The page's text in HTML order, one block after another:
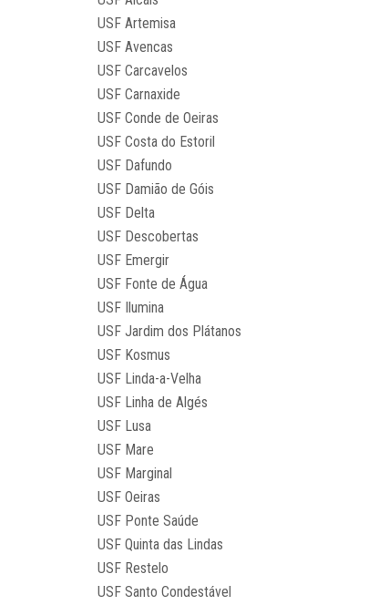
USF Artemisa
USF Avencas
USF Carcavelos
USF Carnaxide
USF Conde de Oeiras
USF Costa do Estoril
USF Dafundo
USF Damião de Góis
USF Delta
USF Descobertas
USF Emergir
USF Fonte de Água
USF Ilumina
USF Jardim dos Plátanos
USF Kosmus
USF Linda-a-Velha
USF Linha de Algés
USF Lusa
USF Mare
USF Marginal
USF Oeiras
USF Ponte Saúde
USF Quinta das Lindas
USF Restelo
USF Santo Condestável